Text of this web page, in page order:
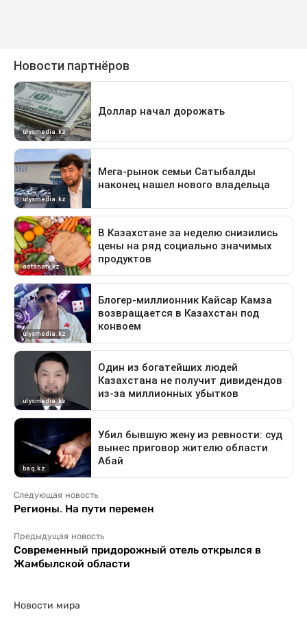
Следующая новость
Регионы. На пути перемен
Предыдущая новость
Современный придорожный отель открылся в
Жамбылской области
Новости мира